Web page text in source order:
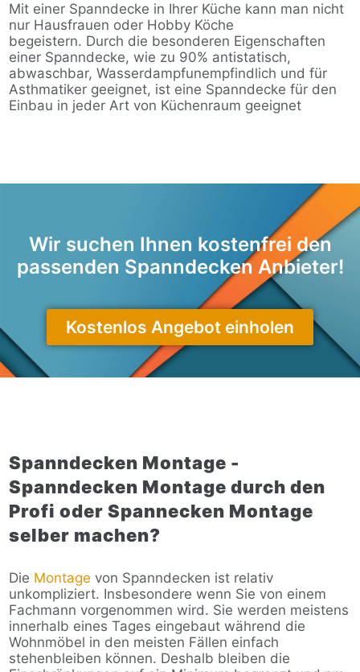
Mit einer Spanndecke in Ihrer Küche kann man nicht
nur Hausfrauen oder Hobby Köche
begeistern. Durch die besonderen Eigenschaften
einer Spanndecke, wie zu 90% antistatisch,
abwaschbar, Wasserdampfunempfindlich und für
Asthmatiker geeignet, ist eine Spanndecke für den
Einbau in jeder Art von Küchenraum geeignet
Wir suchen Ihnen kostenfrei den
passenden Spanndecken Anbieter!
Kostenlos Angebot einholen
Spanndecken Montage -
Spanndecken Montage durch den
Profi oder Spannecken Montage
selber machen?
Die Montage von Spanndecken ist relativ
unkompliziert. Insbesondere wenn Sie von einem
Fachmann vorgenommen wird. Sie werden meistens
innerhalb eines Tages eingebaut während die
Wohnmöbel in den meisten Fällen einfach
stehenbleiben können. Deshalb bleiben die